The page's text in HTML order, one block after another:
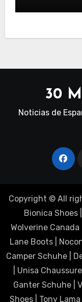
30
Noticias de
Copyright © All
Bionica Shoes
Wolverine Canada
Lane Boots|
Camper Schuhe|
Unisa
Ganter Schuhe
Shoes| Tony